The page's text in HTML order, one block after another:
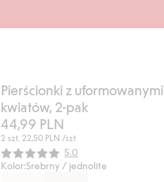
Pierścionki z
kwiatów, 2-pak
44,99 PLN
2 szt.22,50 PLN /szt
Średnia ocena:
5.0
Kolor:Srebrny / jednolite